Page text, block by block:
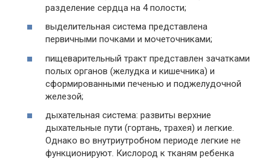
разделение сердца на 4 полости;
выделительная система представлена
первичными почками и мочеточниками;
пищеварительный тракт представлен зачатками
полых органов (желудка и кишечника) и
сформированными печенью и поджелудочной
железой;
дыхательная система: развиты верхние
дыхательные пути (гортань, трахея) и легкие.
Однако во внутриутробном периоде легкие не
функционируют. Кислород к тканям ребенка